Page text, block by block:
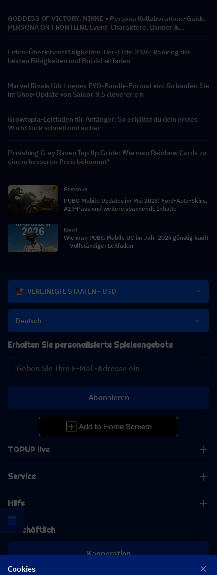
GODDESS OF VICTORY: NIKKE × Persona Kollaborations-Guide:
PERSONA ON FRONTLINE Event, Charaktere, Banner &
Enten-Überlebensfähigkeiten Tier-Liste 2026: Ranking der
besten Fähigkeiten und Build-Leitfaden
Marvel Rivals führt neues PYO-Bundle-Format ein: So kaufen Sie
im Shop-Update von Saison 9.5 cleverer ein
Growtopia-Leitfaden für Anfänger: So erhältst du dein erstes
World Lock schnell und sicher
Punishing Gray Raven Top Up Guide: Wie man Rainbow Cards zu
einem besseren Preis bekommt?
Previous
PUBG Mobile Updates im Mai 2026: Ford-Auto-Skins,
A19-Pass und weitere spannende Inhalte
Next
Wie man PUBG Mobile UC im Jahr 2026 günstig kauft
— Vollständiger Leitfaden
VEREINIGTE STAATEN - USD
Deutsch
TOPUP live
Service
Hilfe
Geschäftlich
Kooperation
Erhalten Sie personalisierte Spieleangebote
Abonnieren
Cookies